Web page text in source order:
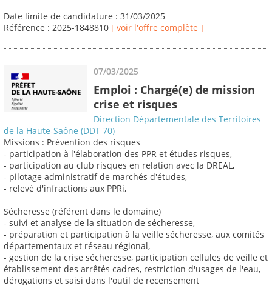
Date limite de candidature : 31/03/2025
Référence : 2025-1848810 [ voir l'offre complète ]
07/03/2025
Emploi : Chargé(e) de mission
crise et risques
Direction Départementale des Territoires
de la Haute-Saône (DDT 70)
Missions : Prévention des risques
- participation à l'élaboration des PPR et études risques,
- participation au club risques en relation avec la DREAL,
- pilotage administratif de marchés d'études,
- relevé d'infractions aux PPRi,
Sécheresse (référent dans le domaine)
- suivi et analyse de la situation de sécheresse,
- préparation et participation à la veille sécheresse, aux comités
départementaux et réseau régional,
- gestion de la crise sécheresse, participation cellules de veille et
établissement des arrêtés cadres, restriction d'usages de l'eau,
dérogations et saisi dans l'outil de recensement